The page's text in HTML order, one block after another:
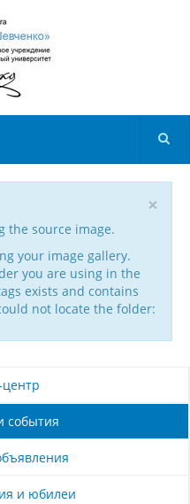
×
the source image.
your image gallery.
you are using in the
exists and contains
not locate the folder:
события
и юбилеи